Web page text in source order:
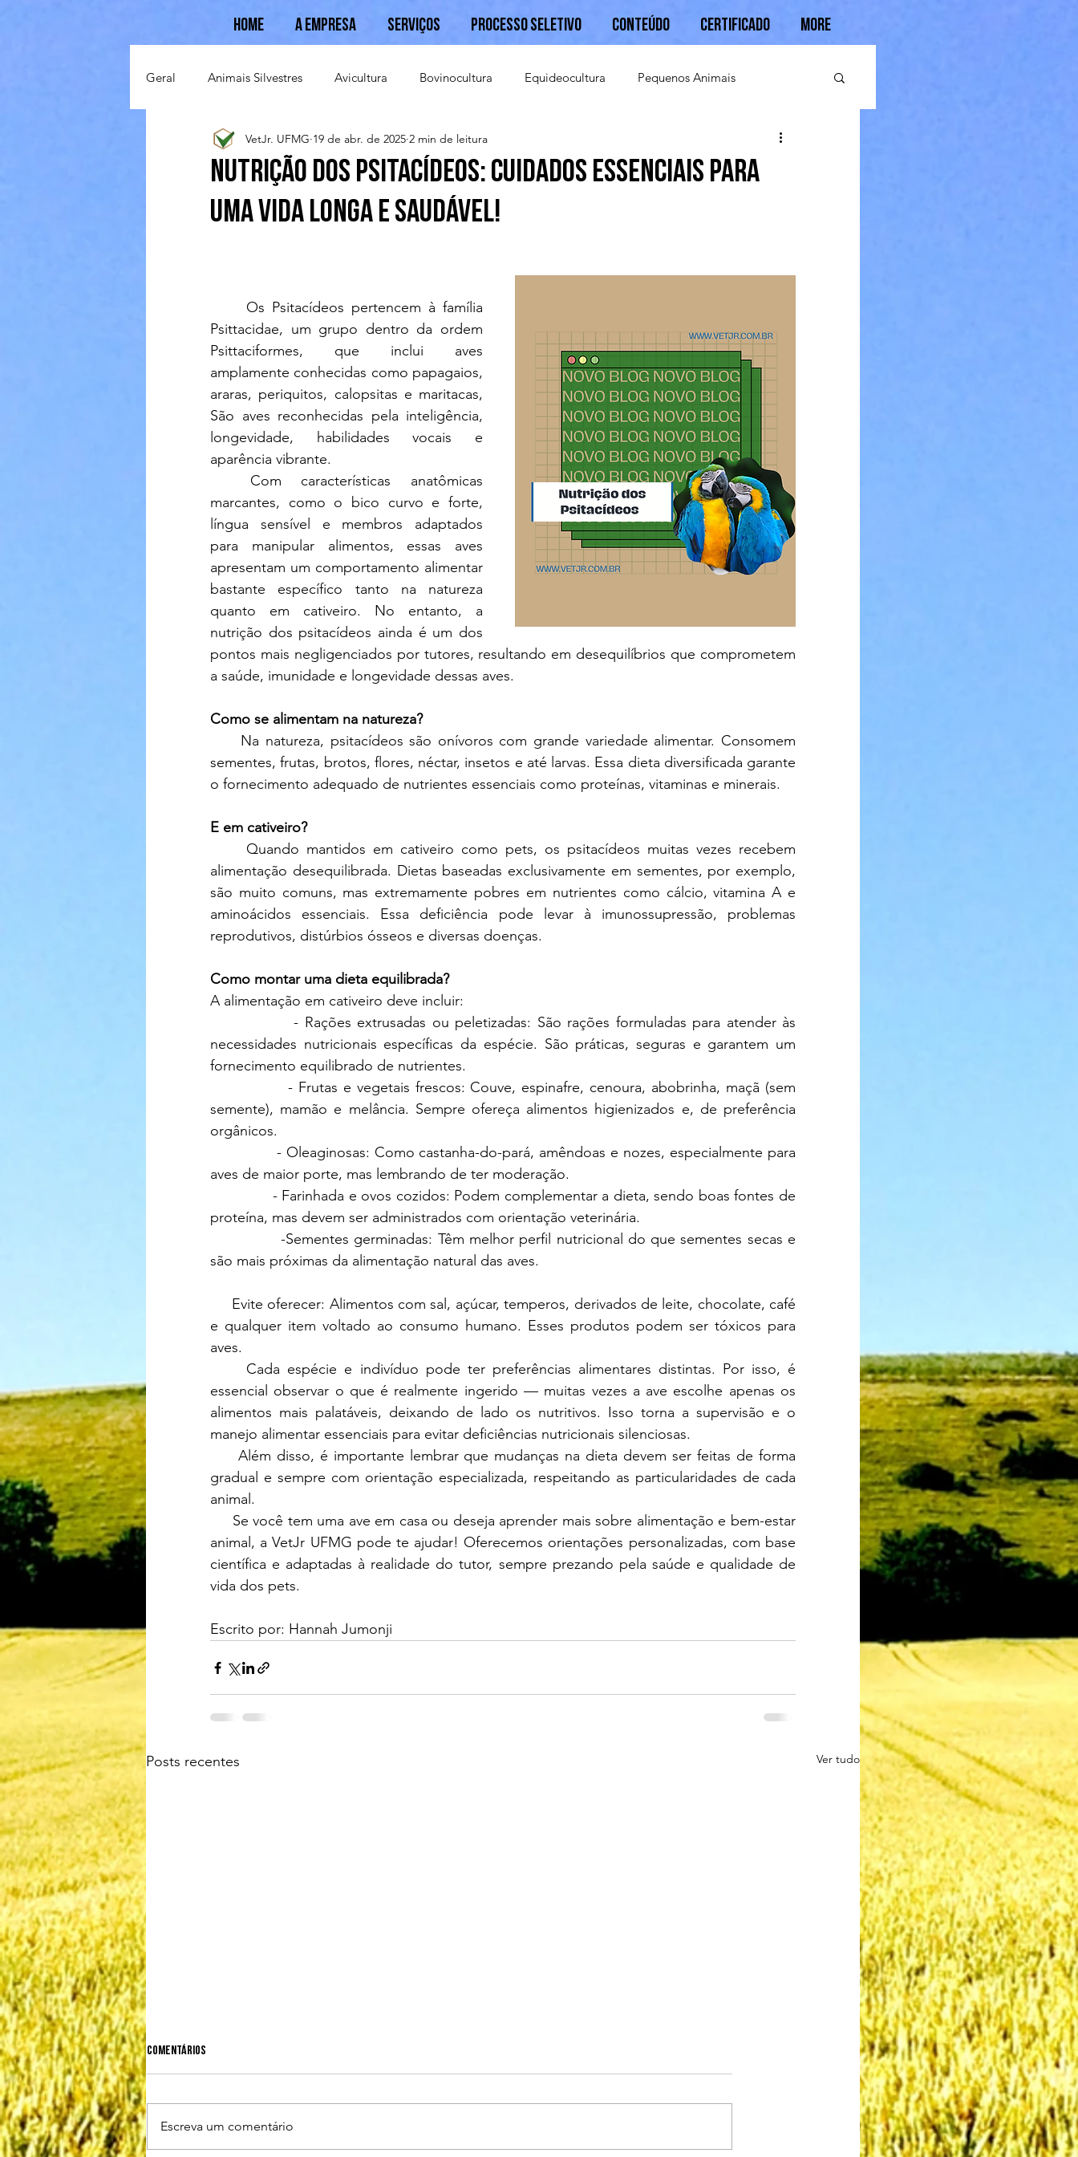
Home A Empresa Serviços Processo Seletivo Conteúdo Certificado More
Geral Animais Silvestres Avicultura Bovinocultura Equideocultura Pequenos Animais
Suinocultura Ovinocultura Caprinocultura
Nutrição dos Psitacídeos: Cuidados essenciais para
uma vida longa e saudável!
VetJr. UFMG 19 de abr. de 2025 2 min de leitura
Psittacidae, um grupo dentro da ordem
Psittaciformes, que inclui aves
amplamente conhecidas como papagaios,
araras, periquitos, calopsitas e maritacas,
São aves reconhecidas pela inteligência,
longevidade, habilidades vocais e
aparência vibrante.
marcantes, como o bico curvo e forte,
língua sensível e membros adaptados
para manipular alimentos, essas aves
apresentam um comportamento alimentar
bastante específico tanto na natureza
quanto em cativeiro. No entanto, a
nutrição dos psitacídeos ainda é um dos
pontos mais negligenciados por tutores, resultando em desequilíbrios que comprometem
a saúde, imunidade e longevidade dessas aves.
Como se alimentam na natureza?
sementes, frutas, brotos, flores, néctar, insetos e até larvas. Essa dieta diversificada garante
o fornecimento adequado de nutrientes essenciais como proteínas, vitaminas e minerais.
E em cativeiro?
alimentação desequilibrada. Dietas baseadas exclusivamente em sementes, por exemplo,
são muito comuns, mas extremamente pobres em nutrientes como cálcio, vitamina A e
aminoácidos essenciais. Essa deficiência pode levar à imunossupressão, problemas
reprodutivos, distúrbios ósseos e diversas doenças.
Como montar uma dieta equilibrada?
A alimentação em cativeiro deve incluir:
- Rações extrusadas ou peletizadas: São rações formuladas para atender às
necessidades nutricionais específicas da espécie. São práticas, seguras e garantem um
fornecimento equilibrado de nutrientes.
- Frutas e vegetais frescos: Couve, espinafre, cenoura, abobrinha, maçã (sem
semente), mamão e melância. Sempre ofereça alimentos higienizados e, de preferência
orgânicos.
- Oleaginosas: Como castanha-do-pará, amêndoas e nozes, especialmente para
aves de maior porte, mas lembrando de ter moderação.
- Farinhada e ovos cozidos: Podem complementar a dieta, sendo boas fontes de
proteína, mas devem ser administrados com orientação veterinária.
-Sementes germinadas: Têm melhor perfil nutricional do que sementes secas e
são mais próximas da alimentação natural das aves.
e qualquer item voltado ao consumo humano. Esses produtos podem ser tóxicos para
aves.
essencial observar o que é realmente ingerido — muitas vezes a ave escolhe apenas os
alimentos mais palatáveis, deixando de lado os nutritivos. Isso torna a supervisão e o
manejo alimentar essenciais para evitar deficiências nutricionais silenciosas.
gradual e sempre com orientação especializada, respeitando as particularidades de cada
animal.
animal, a VetJr UFMG pode te ajudar! Oferecemos orientações personalizadas, com base
científica e adaptadas à realidade do tutor, sempre prezando pela saúde e qualidade de
vida dos pets.
Escrito por: Hannah Jumonji
Posts recentes Ver tudo
LEISHMANIOSE VISCERAL CANINA
Comentários
Escreva um comentário